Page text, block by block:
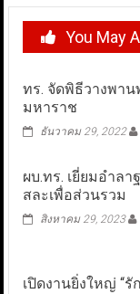
You May
ทร. จัดพิธีวางพาน
มหาราช
ธันวาคม 29, 2022
ผบ.ทร. เยี่ยมอำล
สละเพื่อส่วนรวม
สิงหาคม 29, 2023
เปิดงานยิ่งใหญ่ “